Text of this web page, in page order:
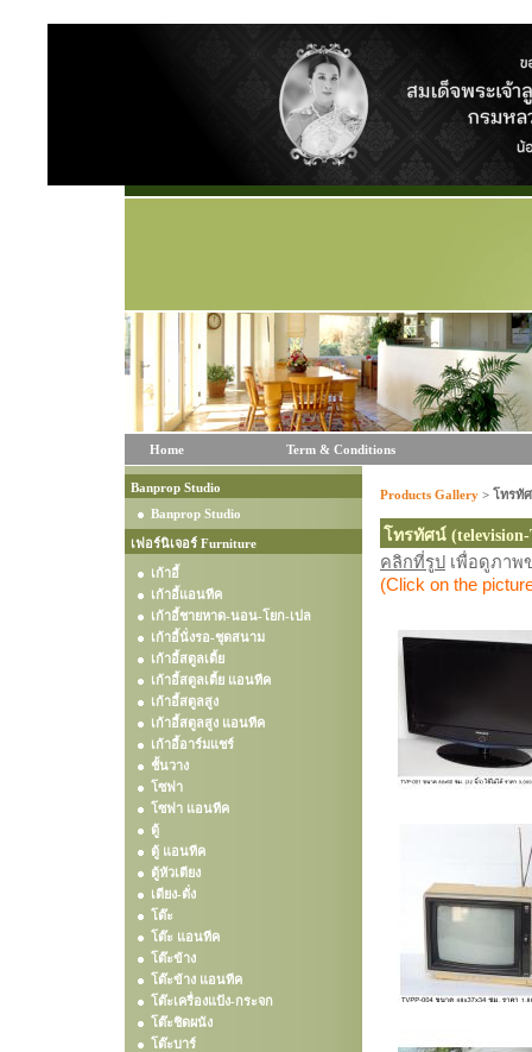
Home Term & Conditions
Banprop Studio
Banprop Studio
เฟอร์นิเจอร์ Furniture
เก้าอี้
เก้าอี้แอนทีค
เก้าอี้ชายหาด-นอน-โยก-เปล
เก้าอี้นั่งรอ-ชุดสนาม
เก้าอี้สตูลเตี้ย
เก้าอี้สตูลเตี้ย แอนทีค
เก้าอี้สตูลสูง
เก้าอี้สตูลสูง แอนทีค
เก้าอี้อาร์มแชร์
ชั้นวาง
โซฟา
โซฟา แอนทีค
ตู้
ตู้ แอนทีค
ตู้หัวเตียง
เตียง-ตั่ง
โต๊ะ
โต๊ะ แอนทีค
โต๊ะข้าง
โต๊ะข้าง แอนทีค
โต๊ะเครื่องแป้ง-กระจก
โต๊ะชิดผนัง
โต๊ะบาร์
Products Gallery > โทรทั
โทรทัศน์
คลิกที่รูป
เพื่อดูภาพ
(Click on the